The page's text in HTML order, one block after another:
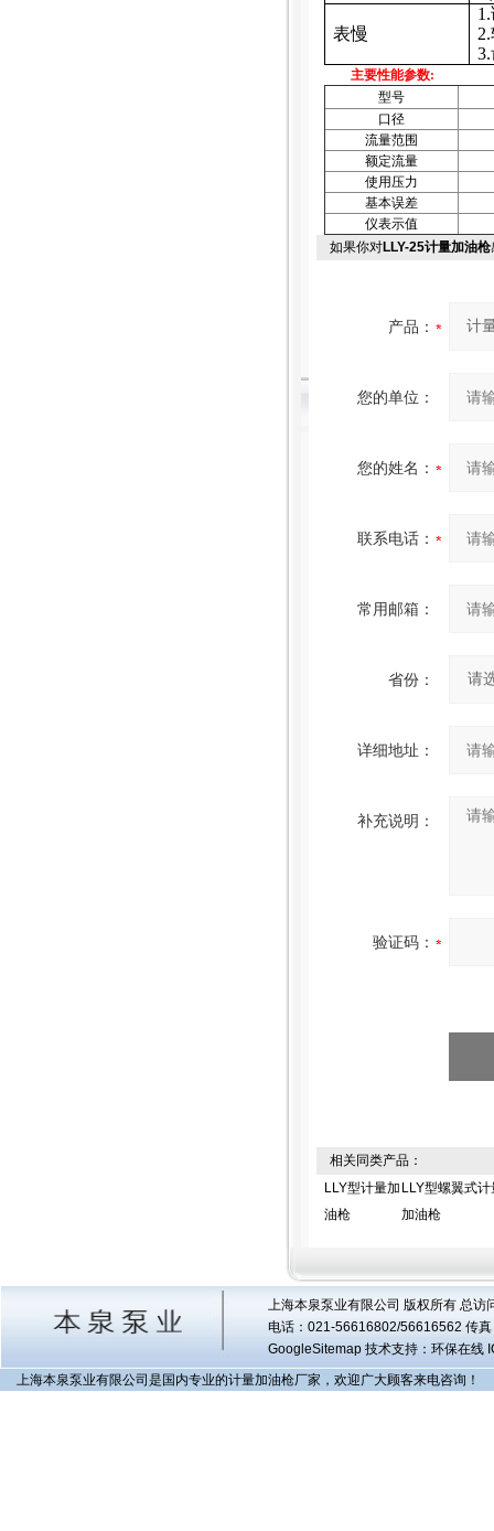
表慢
1.
2.
3.
主要性能参数:
型号
口径
流量范围
额定流量
使用压力
基本误差
仪表示值
如果你对LLY-25计量加油枪
产品：
您的单位：
您的姓名：
联系电话：
常用邮箱：
省份：
详细地址：
补充说明：
验证码：
相关同类产品：
LLY型计量加
油枪
LLY型螺翼式计
加油枪
上海本泉泵业有限公司 版权所有 总访
电话：021-56616802/56616562 传
GoogleSitemap技术支持：环保在线
上海本泉泵业有限公司是国内专业的计量加油枪厂家，欢迎广大顾客来电咨询！